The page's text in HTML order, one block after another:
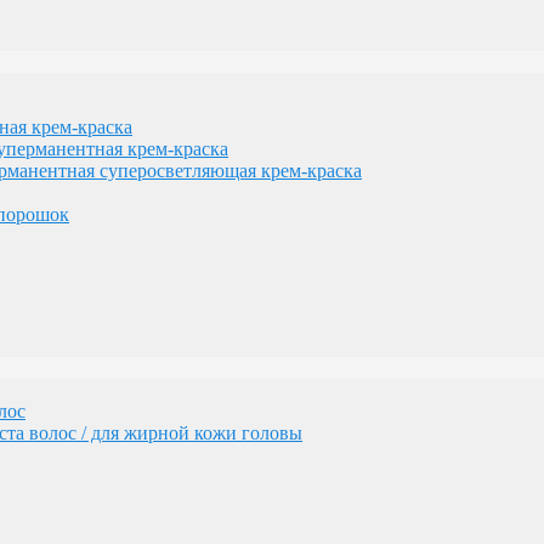
волос / для жирной кожи головы
желтизны
крем-краска
крем-краска
суперосветляющая крем-краска
волос / для жирной кожи головы